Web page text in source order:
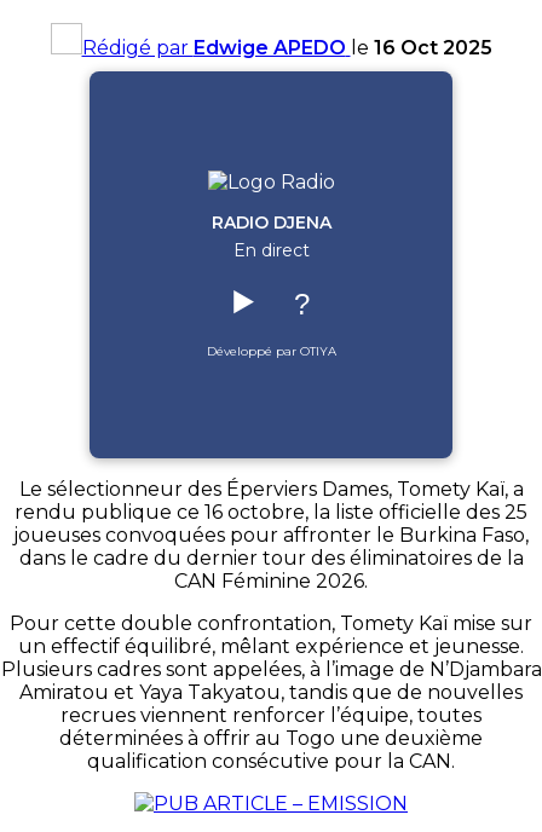
Rédigé par Edwige APEDO le 16 Oct 2025
RADIO DJENA
En direct
▶️ ?
Développé par OTIYA
Le sélectionneur des Éperviers Dames, Tomety Kaï, a
rendu publique ce 16 octobre, la liste officielle des 25
joueuses convoquées pour affronter le Burkina Faso,
dans le cadre du dernier tour des éliminatoires de la
CAN Féminine 2026.
Pour cette double confrontation, Tomety Kaï mise sur
un effectif équilibré, mêlant expérience et jeunesse.
Plusieurs cadres sont appelées, à l’image de N’Djambara
Amiratou et Yaya Takyatou, tandis que de nouvelles
recrues viennent renforcer l’équipe, toutes
déterminées à offrir au Togo une deuxième
qualification consécutive pour la CAN.